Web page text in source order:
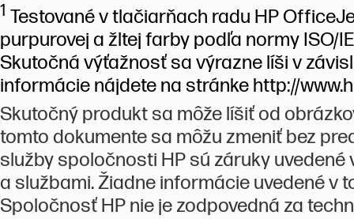
1 Testované v tlačiarňach radu HP
purpurovej a žltej farby podľa normy ISO/
Skutočná výťažnosť sa výrazne líši v
informácie nájdete na stránke http://
Skutočný produkt sa môže líšiť od
tomto dokumente sa môžu zmeniť bez
služby spoločnosti HP sú záruky
a službami. Žiadne informácie uvedené v
Spoločnosť HP nie je zodpovedná za